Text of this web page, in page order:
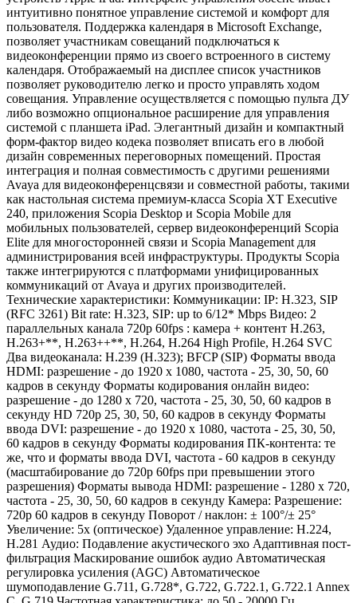
интуитивно понятное управление системой и комфорт для
пользователя. Поддержка календаря в Microsoft Exchange,
позволяет участникам совещаний подключаться к
видеоконференции прямо из своего встроенного в систему
календаря. Отображаемый на дисплее список участников
позволяет руководителю легко и просто управлять ходом
совещания. Управление осуществляется с помощью пульта ДУ
либо возможно опциональное расширение для управления
системой с планшета iPad. Элегантный дизайн и компактный
форм-фактор видео кодека позволяет вписать его в любой
дизайн современных переговорных помещений. Простая
интеграция и полная совместимость с другими решениями
Avaya для видеоконференцсвязи и совместной работы, такими
как настольная система премиум-класса Scopia XT Executive
240, приложения Scopia Desktop и Scopia Mobile для
мобильных пользователей, сервер видеоконференций Scopia
Elite для многосторонней связи и Scopia Management для
администрирования всей инфраструктуры. Продукты Scopia
также интегрируются с платформами унифицированных
коммуникаций от Avaya и других производителей.
Технические характеристики: Коммуникации: IP: H.323, SIP
(RFC 3261) Bit rate: H.323, SIP: up to 6/12* Mbps Видео: 2
параллельных канала 720p 60fps : камера + контент H.263,
H.263+**, H.263++**, H.264, H.264 High Profile, H.264 SVC
Два видеоканала: H.239 (H.323); BFCP (SIP) Форматы ввода
HDMI: разрешение - до 1920 x 1080, частота - 25, 30, 50, 60
кадров в секунду Форматы кодирования онлайн видео:
разрешение - до 1280 x 720, частота - 25, 30, 50, 60 кадров в
секунду HD 720p 25, 30, 50, 60 кадров в секунду Форматы
ввода DVI: разрешение - до 1920 x 1080, частота - 25, 30, 50,
60 кадров в секунду Форматы кодирования ПК-контента: те
же, что и форматы ввода DVI, частота - 60 кадров в секунду
(масштабирование до 720p 60fps при превышении этого
разрешения) Форматы вывода HDMI: разрешение - 1280 x 720,
частота - 25, 30, 50, 60 кадров в секунду Камера: Разрешение:
720p 60 кадров в секунду Поворот / наклон: ± 100°/± 25°
Увеличение: 5x (оптическое) Удаленное управление: H.224,
H.281 Аудио: Подавление акустического эхо Адаптивная пост-
фильтрация Маскирование ошибок аудио Автоматическая
регулировка усиления (AGC) Автоматическое
шумоподавление G.711, G.728*, G.722, G.722.1, G.722.1 Annex